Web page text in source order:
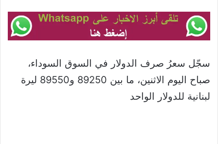
سجّل سعرُ صرف الدولار في السوق السوداء،
صباح اليوم الاثنين، ما بين 89250 و89550 ليرة
لبنانية للدولار الواحد